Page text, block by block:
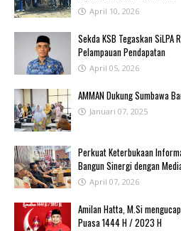
April 10, 2026
Sekda KSB Tegaskan SiLPA
Pelampauan Pendapatan
April 05, 2026
AMMAN Dukung Sumbawa
Januari 07, 2025
Perkuat Keterbukaan
Bangun Sinergi dengan
April 07, 2026
Amilan Hatta, M.Si
Puasa 1444 H / 2023 H